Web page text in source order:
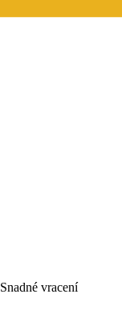
Snadné vracení